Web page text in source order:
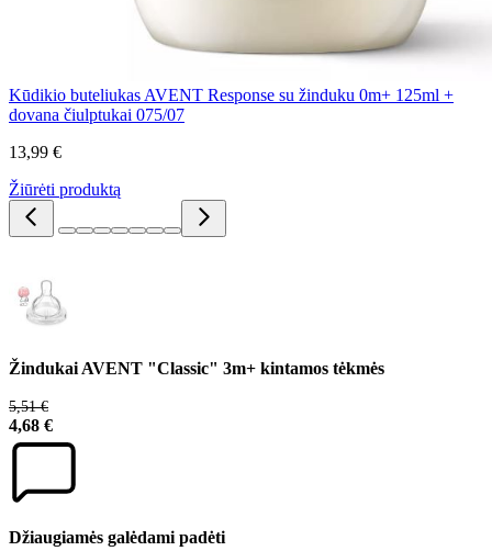
Kūdikio buteliukas AVENT Response su žinduku 0m+ 125ml +
dovana čiulptukai 075/07
13,99 €
Žiūrėti produktą
Žindukai AVENT "Classic" 3m+ kintamos tėkmės
5,51 €
4,68 €
Džiaugiamės galėdami padėti